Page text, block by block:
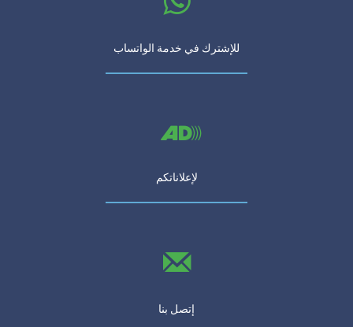
للإشترك في خدمة الواتساب
لإعلاناتكم
إتصل بنا